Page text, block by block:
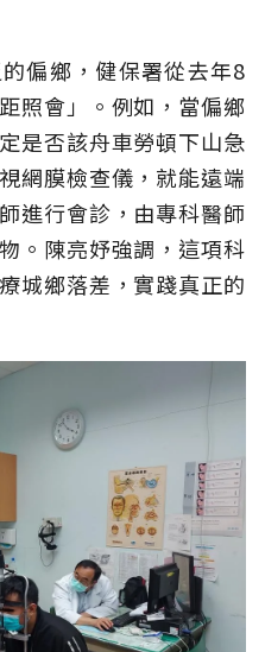
偏鄉，健保署從去年8
照會」。例如，當偏鄉
是否該舟車勞頓下山急
網膜檢查儀，就能遠端
進行會診，由專科醫師
。陳亮妤強調，這項科
城鄉落差，實踐真正的